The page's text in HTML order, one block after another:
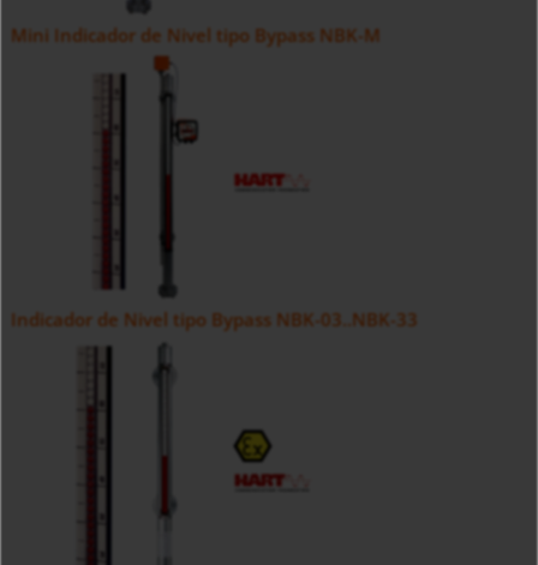
Mini Indicador de Nivel tipo Bypass NBK-M
Indicador de Nivel tipo Bypass NBK-03..NBK-33